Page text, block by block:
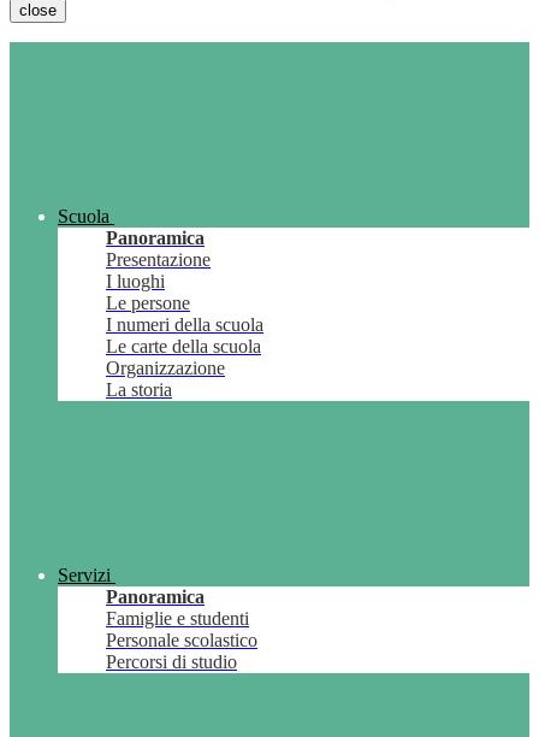
close
Scuola
Panoramica
Presentazione
I luoghi
Le persone
I numeri della scuola
Le carte della scuola
Organizzazione
La storia
Servizi
Panoramica
Famiglie e studenti
Personale scolastico
Percorsi di studio